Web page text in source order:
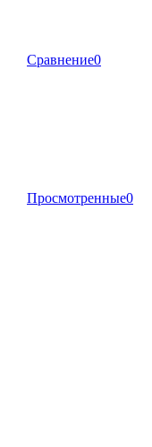
Сравнение0
Просмотренные0